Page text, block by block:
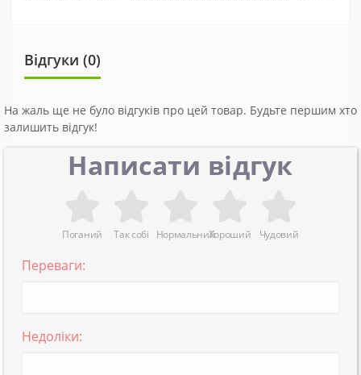
Відгуки (0)
На жаль ще не було відгуків про цей товар. Будьте першим хто
залишить відгук!
Написати відгук
Поганий Так собі НормальнийХороший Чудовий
Переваги:
Недоліки: